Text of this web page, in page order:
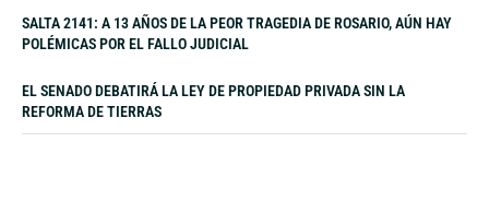
SALTA 2141: A 13 AÑOS DE LA PEOR TRAGEDIA DE ROSARIO, AÚN HAY
POLÉMICAS POR EL FALLO JUDICIAL
EL SENADO DEBATIRÁ LA LEY DE PROPIEDAD PRIVADA SIN LA
REFORMA DE TIERRAS